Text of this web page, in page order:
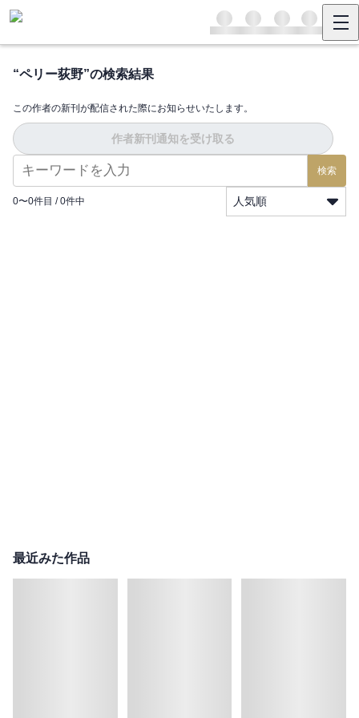
“ペリー荻野”の検索結果
この作者の新刊が配信された際にお知らせいたします。
作者新刊通知を受け取る
検索
0〜0件目 / 0件中 人気順
最近みた作品